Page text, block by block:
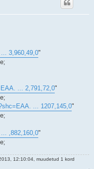
3,960,49,0"
... 2,791,72,0"
... 1207,145,0"
,882,160,0"
12:10:04, muudetud 1 kord